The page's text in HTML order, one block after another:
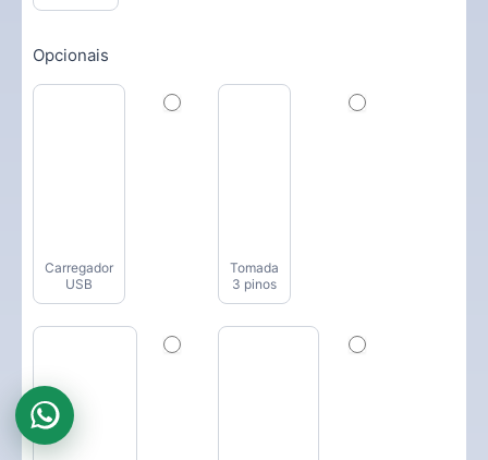
Opcionais
Carregador
USB
Tomada
3 pinos